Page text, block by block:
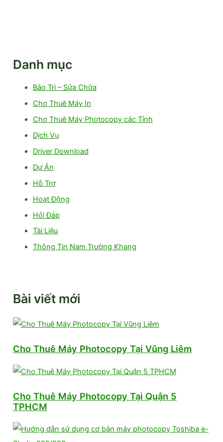
Danh mục
Bảo Trì – Sửa Chữa
Cho Thuê Máy In
Cho Thuê Máy Photocopy các Tỉnh
Dịch Vụ
Driver Download
Dự Án
Hỗ Trợ
Hoạt Động
Hỏi Đáp
Tài Liệu
Thông Tin Nam Trường Khang
Bài viết mới
Cho Thuê Máy Photocopy Tại Vũng Liêm
Cho Thuê Máy Photocopy Tại Quận 5
TPHCM